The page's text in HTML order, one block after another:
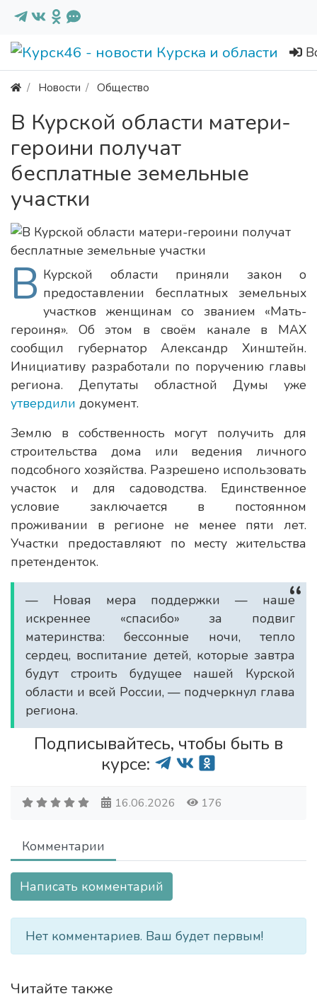
Новости Общество
В Курской области матери-
героини получат
бесплатные земельные
участки
В Курской области приняли закон о
предоставлении бесплатных земельных
участков женщинам со званием «Мать-
героиня». Об этом в своём канале в МАХ
сообщил губернатор Александр Хинштейн.
Инициативу разработали по поручению главы
региона. Депутаты областной Думы уже
утвердили документ.
Землю в собственность могут получить для
строительства дома или ведения личного
подсобного хозяйства. Разрешено использовать
участок и для садоводства. Единственное
условие заключается в постоянном
проживании в регионе не менее пяти лет.
Участки предоставляют по месту жительства
претенденток.
— Новая мера поддержки — наше
искреннее «спасибо» за подвиг
материнства: бессонные ночи, тепло
сердец, воспитание детей, которые завтра
будут строить будущее нашей Курской
области и всей России, — подчеркнул глава
региона.
Подписывайтесь, чтобы быть в
курсе:
16.06.2026 176
Комментарии
Написать комментарий
Нет комментариев. Ваш будет первым!
Читайте также